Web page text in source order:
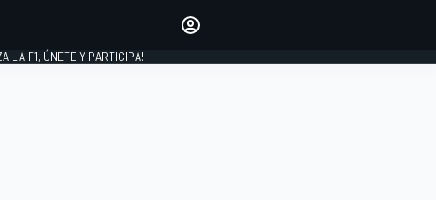
INICIAR SESIÓN
LA F1, ÚNETE Y PARTICIPA!